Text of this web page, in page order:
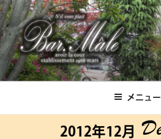
コ
ン
テ
ン
ツ
へBar.Male メニュー
2012年12月